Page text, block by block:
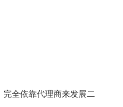
全依靠代理商来发展二